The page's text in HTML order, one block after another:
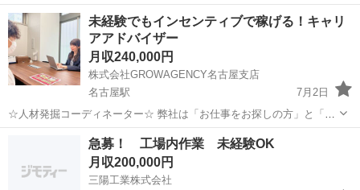
を。大企業のプロジェクトを支える伴走者を募集!|年収800万円~ 仕事
内容: あなたのミッションは、大手企業のプロジェクト現場で「なくて
はならない存在」になること...
正社員
未経験でもインセンティブで稼げる！キャリ
アアドバイザー
月収240,000円
株式会社GROWAGENCY名古屋支店
名古屋駅
7月2日
☆人材発掘コーディネーター☆ 弊社は「お仕事をお探しの方」と「企
業」をつなぐ 8年目に突入したベンチャー会社です。 更なる事業拡大
に伴い、名古屋支店を設立！ 一緒に頑張ってくれる仲間を募集しちゃ
います...
名古屋市 名古屋駅 その他 未経験
急募！ 工場内作業 未経験OK
月収200,000円
三陽工業株式会社